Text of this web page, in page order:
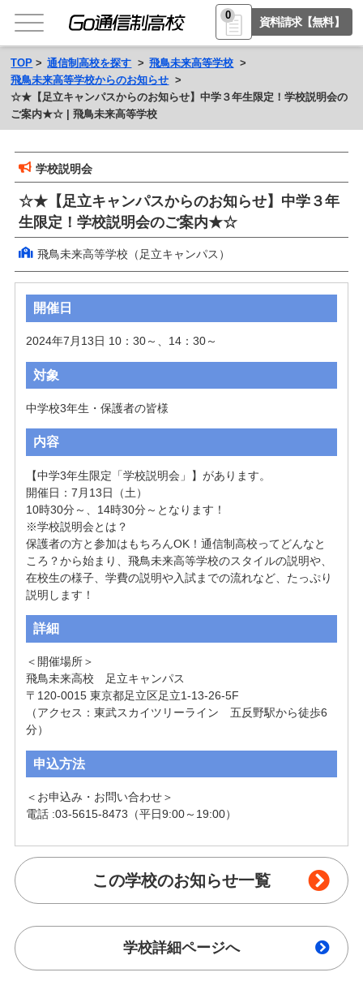
0
資料請求【無料】
TOP 通信制高校を探す
飛鳥未来高等学校
飛鳥未来高等学校からのお知らせ
☆★【足立キャンパスからのお知らせ】中学３年生限定！学校説明会の
ご案内★☆ | 飛鳥未来高等学校
学校説明会
☆★【足立キャンパスからのお知らせ】中学３年
生限定！学校説明会のご案内★☆
飛鳥未来高等学校（足立キャンパス）
開催日
2024年7月13日 10：30～、14：30～
対象
中学校3年生・保護者の皆様
内容
【中学3年生限定「学校説明会」】があります。
開催日：7月13日（土）
10時30分～、14時30分～となります！
※学校説明会とは？
保護者の方と参加はもちろんOK！通信制高校ってどんなと
ころ？から始まり、飛鳥未来高等学校のスタイルの説明や、
在校生の様子、学費の説明や入試までの流れなど、たっぷり
説明します！
詳細
＜開催場所＞
飛鳥未来高校　足立キャンパス
〒120-0015 東京都足立区足立1-13-26-5F
（アクセス：東武スカイツリーライン　五反野駅から徒歩6
分）
申込方法
＜お申込み・お問い合わせ＞
電話 :03-5615-8473（平日9:00～19:00）
この学校のお知らせ一覧
学校詳細ページへ